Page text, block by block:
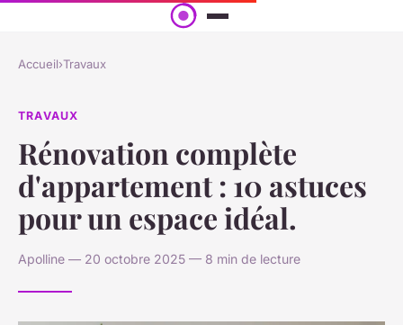
Accueil›Travaux
TRAVAUX
Rénovation complète
d'appartement : 10 astuces
pour un espace idéal.
Apolline — 20 octobre 2025 — 8 min de lecture